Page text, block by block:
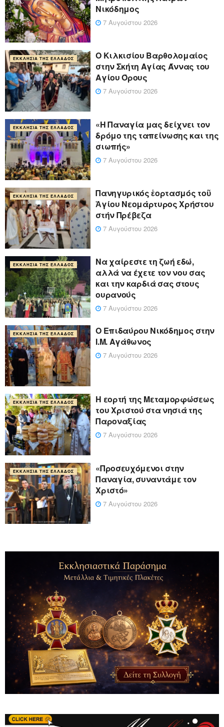
Νικόδημος
7 Αυγούστου 2026
ΕΚΚΛΗΣΊΑ ΤΗΣ ΕΛΛΆΔΟΣ
Ο Κιλκισίου Βαρθολομαίος
στην Σκήτη Αγίας Άννας του
Αγίου Όρους
7 Αυγούστου 2026
ΕΚΚΛΗΣΊΑ ΤΗΣ ΕΛΛΆΔΟΣ
«Η Παναγία μας δείχνει τον
δρόμο της ταπείνωσης και της
σιωπής»
7 Αυγούστου 2026
ΕΚΚΛΗΣΊΑ ΤΗΣ ΕΛΛΆΔΟΣ
Πανηγυρικός ἑορτασμός τοῦ
Ἁγίου Νεομάρτυρος Χρήστου
στήν Πρέβεζα
7 Αυγούστου 2026
ΕΚΚΛΗΣΊΑ ΤΗΣ ΕΛΛΆΔΟΣ
Να χαίρεστε τη ζωή εδώ,
αλλά να έχετε τον νου σας
και την καρδιά σας στους
ουρανούς
7 Αυγούστου 2026
ΕΚΚΛΗΣΊΑ ΤΗΣ ΕΛΛΆΔΟΣ
Ο Επιδαύρου Νικόδημος στην
Ι.Μ. Αγάθωνος
7 Αυγούστου 2026
ΕΚΚΛΗΣΊΑ ΤΗΣ ΕΛΛΆΔΟΣ
Η εορτή της Μεταμορφώσεως
του Χριστού στα νησιά της
Παροναξίας
7 Αυγούστου 2026
ΕΚΚΛΗΣΊΑ ΤΗΣ ΕΛΛΆΔΟΣ
«Προσευχόμενοι στην
Παναγία, συναντάμε τον
Χριστό»
7 Αυγούστου 2026